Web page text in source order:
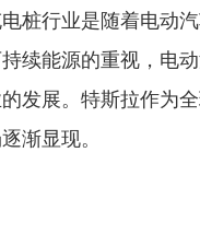
桩行业是随着电动
续能源的重视，电
发展。特斯拉作为
渐显现。